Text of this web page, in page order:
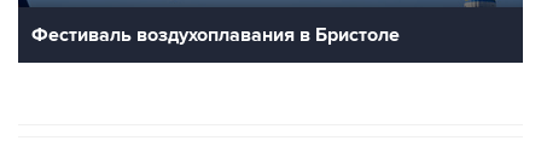
Фестиваль воздухоплавания в Бристоле